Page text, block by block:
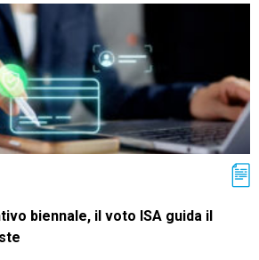
biennale, il voto ISA guida il